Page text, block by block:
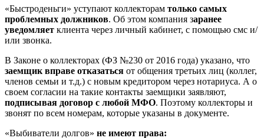
«Быстроденьги» уступают коллекторам только самых
проблемных должников. Об этом компания заранее
уведомляет клиента через личный кабинет, с помощью смс и/
или звонка.
В Законе о коллекторах (ФЗ №230 от 2016 года) указано, что
заемщик вправе отказаться от общения третьих лиц (коллег,
членов семьи и т.д.) с новым кредитором через нотариуса. А о
своем согласии на такие контакты заемщики заявляют,
подписывая договор с любой МФО. Поэтому коллекторы и
звонят по всем номерам, которые указаны в документе.
«Выбиватели долгов» не имеют права: